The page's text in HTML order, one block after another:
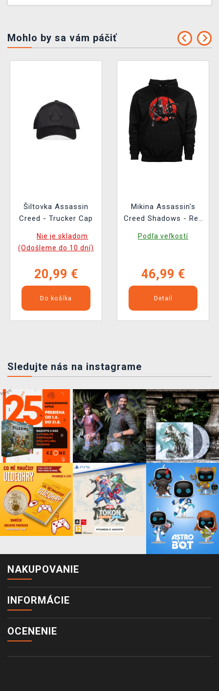
Mohlo by sa vám páčiť
Šiltovka Assassin
Creed - Trucker Cap
Nie je skladom
(Odošleme do 10 dní)
20,99 €
Do košíka
Mikina Assassin's
Creed Shadows - Red
Podľa veľkostí
46,99 €
Detail
Sledujte nás na instagrame
NAKUPOVANIE
INFORMÁCIE
OCENENIE